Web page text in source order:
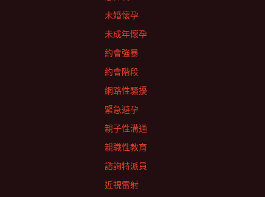
未婚懷孕
未成年懷孕
約會強暴
約會階段
網路性騷擾
緊急避孕
親子性溝通
親職性教育
諮詢特派員
近視雷射